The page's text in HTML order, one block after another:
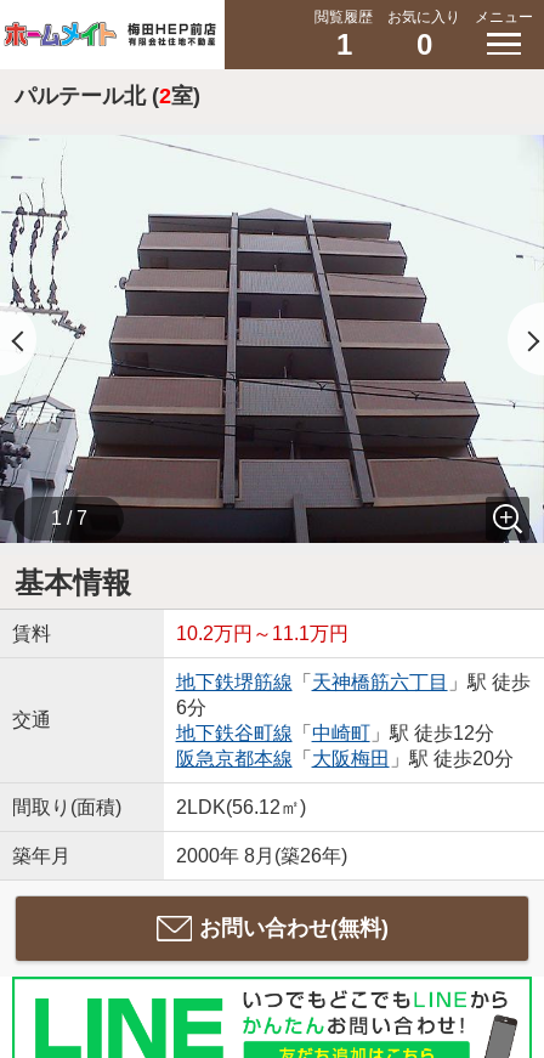
閲覧履歴
1
お気に入り
0
メニュー
パルテール北 (2室)
1 / 7
基本情報
賃料 10.2万円～11.1万円
交通
地下鉄堺筋線 「 天神橋筋六丁目 」駅 徒歩
6分
地下鉄谷町線 「 中崎町」駅 徒歩12分
阪急京都本線 「 大阪梅田 」駅 徒歩20分
間取り(面積) 2LDK(56.12㎡)
築年月 2000年 8月(築26年)
お問い合わせ(無料)